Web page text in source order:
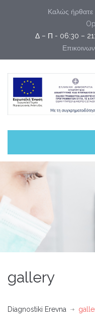
Καλώς ήρθατε
Δ – Π - 06:30 –
gallery
Diagnostiki Erevna